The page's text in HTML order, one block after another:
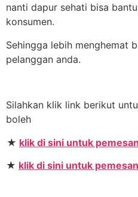
nanti dapur sehati bisa
konsumen.
Sehingga lebih menghemat
pelanggan anda.
Silahkan klik link berikut
boleh
★ klik di sini untuk
★ klik di sini untuk